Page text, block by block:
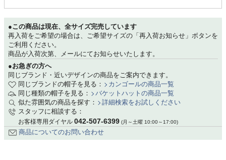
●この商品は現在、全サイズ完売しています
再入荷をご希望の場合は、ご希望サイズの「再入荷お知らせ」ボタンを
ご利用ください。
商品が入荷次第、メールにてお知らせいたします。
●お急ぎの方へ
同じブランド・近いデザインの商品をご案内できます。
同じブランドの帽子を見る：
カンゴールの商品一覧
同じ種類の帽子を見る：
バケットハットの商品一覧
似た雰囲気の商品を探す：
詳細検索をお試しください
スタッフに相談する：
お客様専用ダイヤル 042-507-6399 (月～土曜 10:00～17:00)
商品についてのお問い合わせ